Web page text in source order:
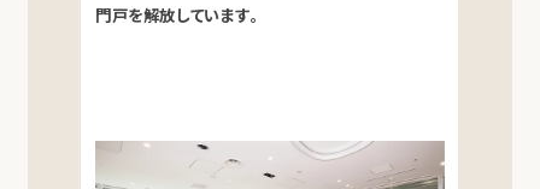
門戸を解放しています。